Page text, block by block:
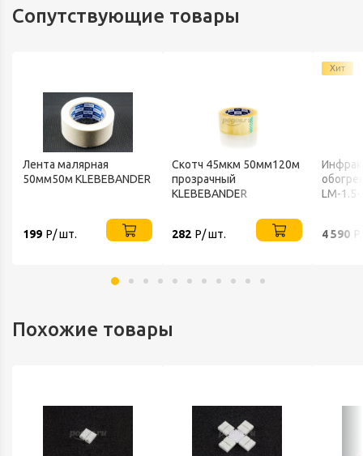
Сопутствующие товары
Лента малярная
50мм50м KLEBEBANDER
199 Р/ шт.
Скотч 45мкм 50мм120м
прозрачный
KLEBEBANDER
282 Р/ шт.
Хит
LM-
4 590
Похожие товары